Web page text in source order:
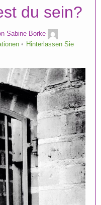
du sein?
Sabine Borke
Hinterlassen Sie